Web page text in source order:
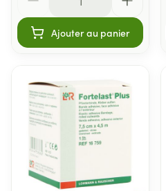
Ajouter au panier